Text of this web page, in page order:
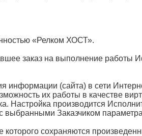
«Релком ХОСТ».
заказ на выполнение работы
информации (сайта) в сети
их работы в качестве
Настройка производится
выбранными Заказчиком
которого сохраняются